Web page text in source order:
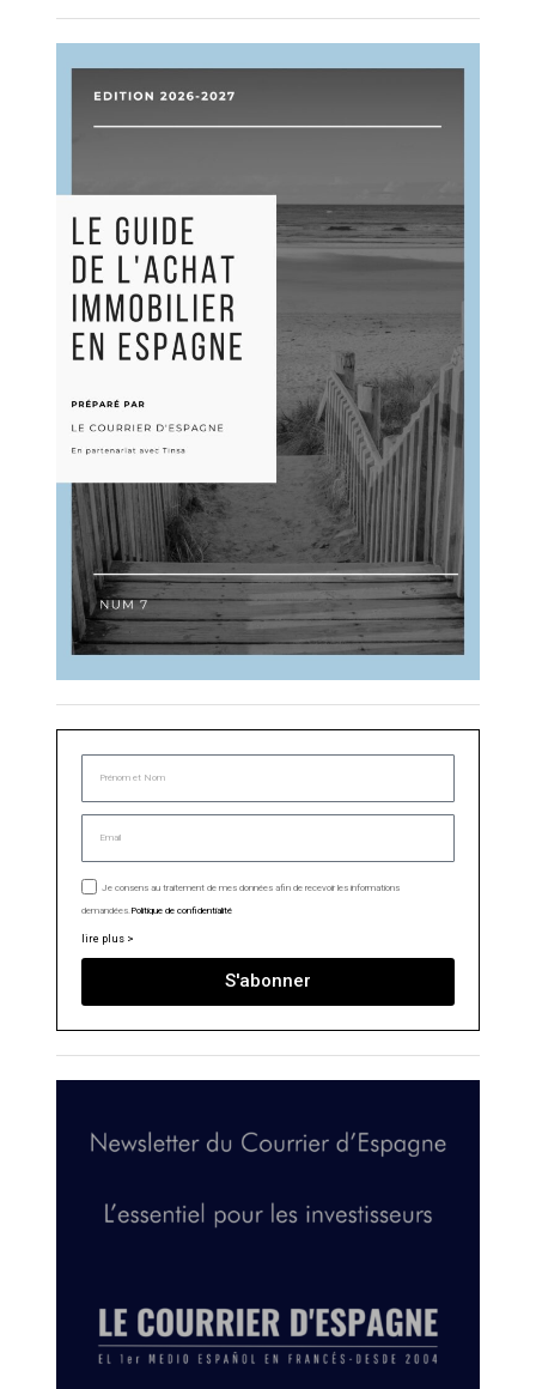
Je consens au traitement de mes données afin de recevoir les informations
demandées. Politique de confidentialité
lire plus >
S'abonner